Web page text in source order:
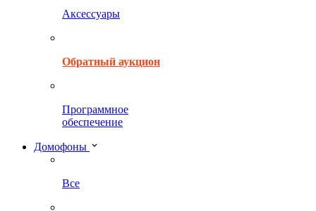
Аксессуары
Обратный аукцион
Программное
обеспечение
Домофоны
Все